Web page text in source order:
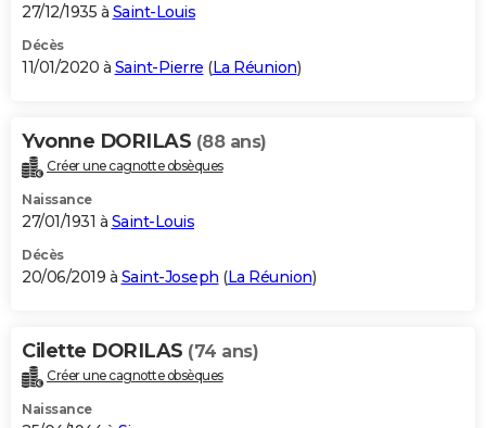
27/12/1935 à Saint-Louis
Décès
11/01/2020 à Saint-Pierre (La Réunion)
Yvonne DORILAS (88 ans)
Créer une cagnotte obsèques
Naissance
27/01/1931 à Saint-Louis
Décès
20/06/2019 à Saint-Joseph (La Réunion)
Cilette DORILAS (74 ans)
Créer une cagnotte obsèques
Naissance